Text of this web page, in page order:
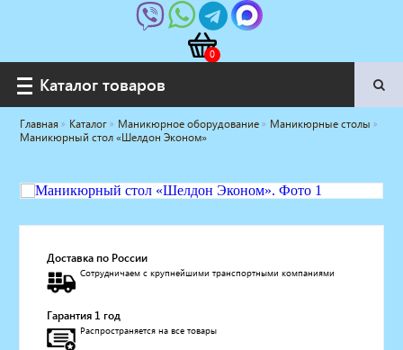
Каталог товаров
Каталог товаров
Услуги под ключ
Оборудование с регистрационным
Косметологическое оборудование
Маникюрное оборудование
Педикюрное оборудование
Массажное и SPA оборудование
Стерилизаторы
Главная Каталог Маникюрное оборудование
Маникюрные столы
Маникюрный стол «Шелдон Эконом»
Доставка по России
Сотрудничаем с крупнейшими транспортными компаниями
Гарантия 1 год
Распространяется на все товары